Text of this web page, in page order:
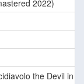
2022)
the Devil in